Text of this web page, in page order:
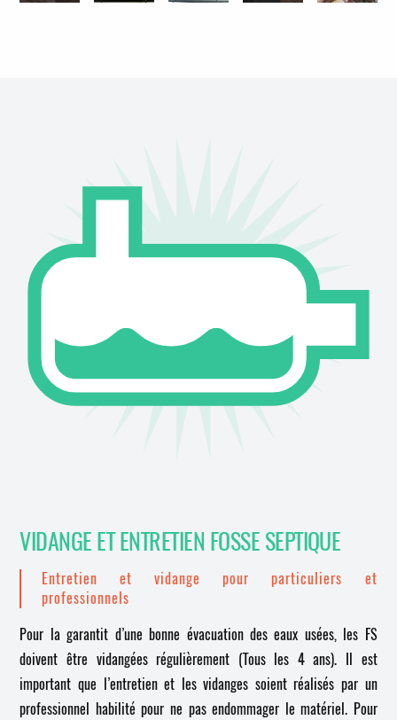
VIDANGE ET ENTRETIEN FOSSE SEPTIQUE
Entretien et vidange pour particuliers et
professionnels
Pour la garantit d’une bonne évacuation des eaux usées, les FS
doivent être vidangées régulièrement (Tous les 4 ans). Il est
important que l’entretien et les vidanges soient réalisés par un
professionnel habilité pour ne pas endommager le matériel. Pour